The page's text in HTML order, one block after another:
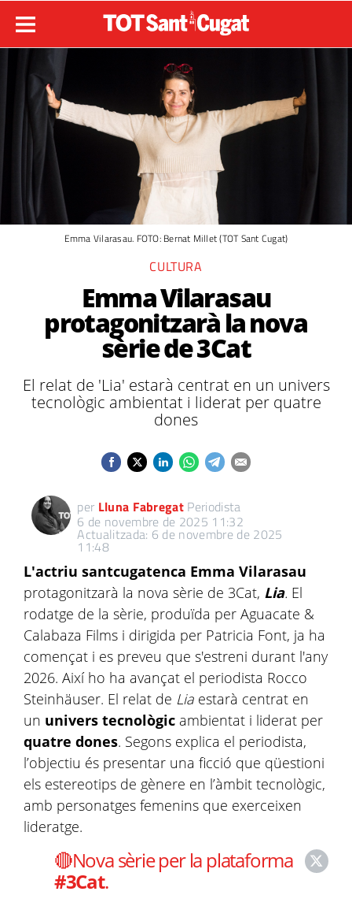
Emma Vilarasau. FOTO: Bernat Millet (TOT Sant Cugat)
CULTURA
Emma Vilarasau
protagonitzarà la nova
sèrie de 3Cat
El relat de 'Lia' estarà centrat en un univers
tecnològic ambientat i liderat per quatre
dones
per Lluna Fabregat Periodista
6 de novembre de 2025 11:32
Actualitzada: 6 de novembre de 2025
11:48
L'actriu santcugatenca Emma Vilarasau
protagonitzarà la nova sèrie de 3Cat, Lia. El
rodatge de la sèrie, produïda per Aguacate &
Calabaza Films i dirigida per Patricia Font, ja ha
començat i es preveu que s'estreni durant l'any
2026. Així ho ha avançat el periodista Rocco
Steinhäuser. El relat de Lia estarà centrat en
un univers tecnològic ambientat i liderat per
quatre dones. Segons explica el periodista,
l’objectiu és presentar una ficció que qüestioni
els estereotips de gènere en l’àmbit tecnològic,
amb personatges femenins que exerceixen
lideratge.
🔴Nova sèrie per la plataforma
#3Cat.